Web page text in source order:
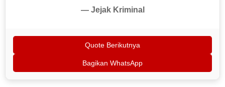
— Jejak Kriminal
Quote Berikutnya
Bagikan WhatsApp